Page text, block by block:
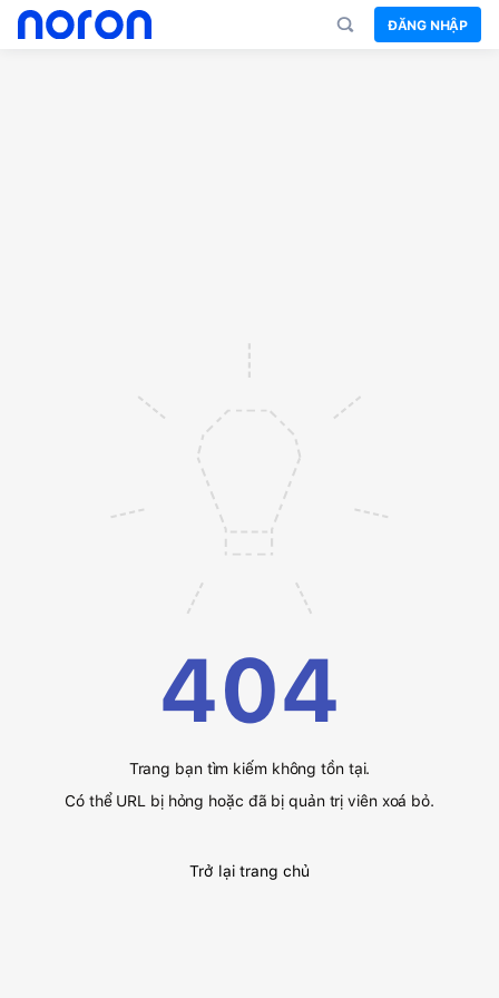
ĐĂNG NHẬP
404
Trang bạn tìm kiếm không tồn tại.
Có thể URL bị hỏng hoặc đã bị quản trị viên xoá bỏ.
Trở lại trang chủ